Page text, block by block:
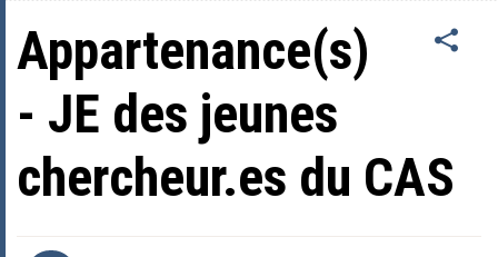
Appartenance(s)
- JE des jeunes
chercheur.es du CAS